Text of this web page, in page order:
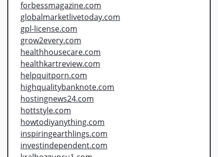
forbessmagazine.com
globalmarketlivetoday.com
gpl-license.com
grow2every.com
healthhousecare.com
healthkartreview.com
helpquitporn.com
highqualitybanknote.com
hostingnews24.com
hottstyle.com
howtodiyanything.com
inspiringearthlings.com
investindependent.com